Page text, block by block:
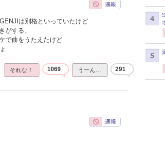
は別格といっていたけど
がする。
で曲をうたえたけど
それな！ 1069 うーん… 291